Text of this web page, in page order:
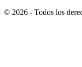
© 2026 - Todos los